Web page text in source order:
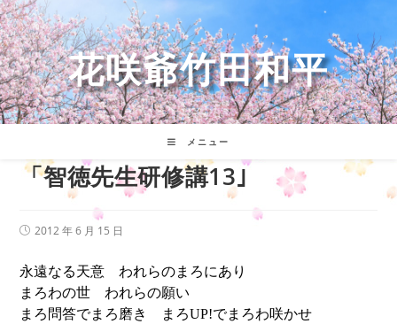
コ
ン
テ
ン
ツ
へ
ス
花咲爺竹田和平
メニュー
「智徳先生研修講13｣
投
開
日:
2012 年 6 月 15 日
永遠なる天意 われらのまろにあり
まろわの世 われらの願い
まろ問答でまろ磨き まろUP!でまろわ咲かせ